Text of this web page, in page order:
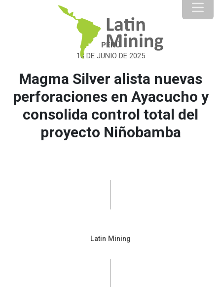
PERÚ
18 DE JUNIO DE 2025
Magma Silver alista nuevas
perforaciones en Ayacucho y
consolida control total del
proyecto Niñobamba
Latin Mining